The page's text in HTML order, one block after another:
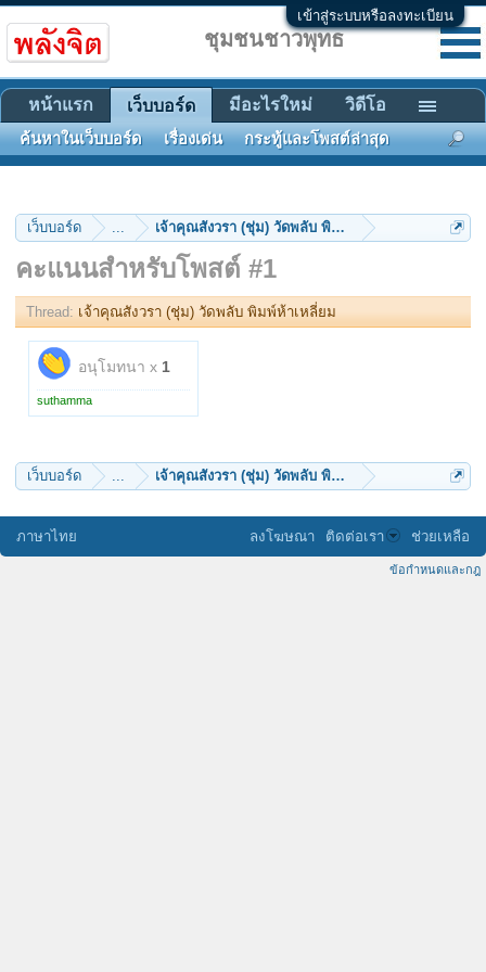
เข้าสู่ระบบหรือลงทะเบียน
เว็บบอร์ด ... เจ้าคุณสังวรา (ชุ่ม) วัดพลับ พิมพ์ห้าเหลี่ยม
คะแนนสำหรับโพสต์ #1
Thread: เจ้าคุณสังวรา (ชุ่ม) วัดพลับ พิมพ์ห้าเหลี่ยม
อนุโมทนา x 1
suthamma
เว็บบอร์ด ... เจ้าคุณสังวรา (ชุ่ม) วัดพลับ พิมพ์ห้าเหลี่ยม
ชุมชนชาวพุทธ
หน้าแรก เว็บบอร์ด
ค้นหาในเว็บบอร์ด เรื่องเด่น กระทู้และโพสต์ล่าสุด
มีอะไรใหม่ วิดีโอ
ภาษาไทย ลงโฆษณา ติดต่อเรา ช่วยเหลือ
ข้อกำหนดและกฎ